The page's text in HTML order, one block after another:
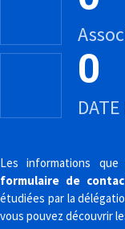
0
Les informations
formulaire de
étudiées par la
vous pouvez découvrir